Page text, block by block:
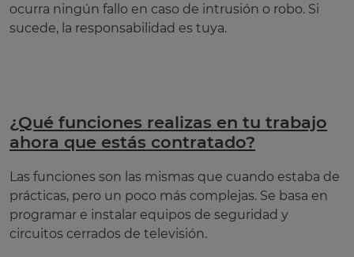
ocurra ningún fallo en caso de intrusión o robo. Si
sucede, la responsabilidad es tuya.
¿Qué funciones realizas en tu trabajo
ahora que estás contratado?
Las funciones son las mismas que cuando estaba de
prácticas, pero un poco más complejas. Se basa en
programar e instalar equipos de seguridad y
circuitos cerrados de televisión.